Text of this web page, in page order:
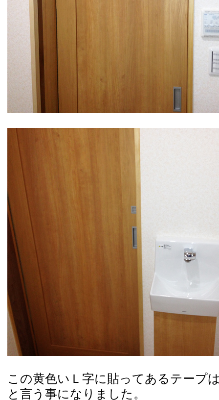
この黄色いＬ字に貼ってあるテープ
と言う事になりました。